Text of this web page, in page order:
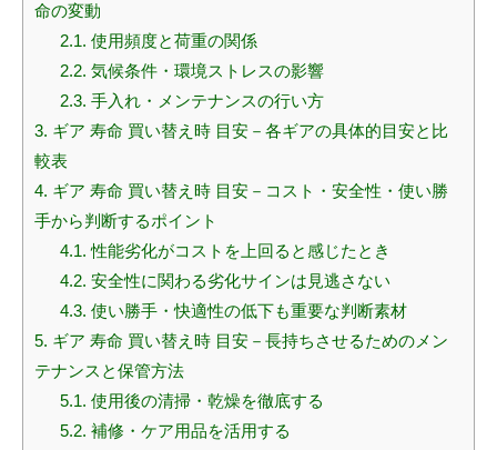
命の変動
2.1. 使用頻度と荷重の関係
2.2. 気候条件・環境ストレスの影響
2.3. 手入れ・メンテナンスの行い方
3. ギア 寿命 買い替え時 目安－各ギアの具体的目安と比
較表
4. ギア 寿命 買い替え時 目安－コスト・安全性・使い勝
手から判断するポイント
4.1. 性能劣化がコストを上回ると感じたとき
4.2. 安全性に関わる劣化サインは見逃さない
4.3. 使い勝手・快適性の低下も重要な判断素材
5. ギア 寿命 買い替え時 目安－長持ちさせるためのメン
テナンスと保管方法
5.1. 使用後の清掃・乾燥を徹底する
5.2. 補修・ケア用品を活用する